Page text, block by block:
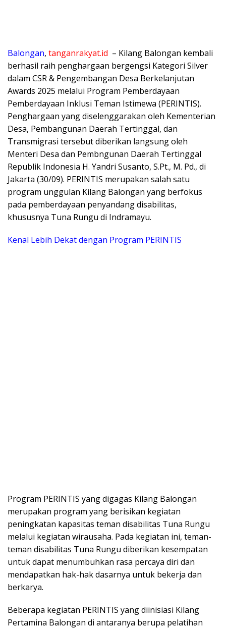
Balongan, tanganrakyat.id – Kilang Balongan kembali
berhasil raih penghargaan bergengsi Kategori Silver
dalam CSR & Pengembangan Desa Berkelanjutan
Awards 2025 melalui Program Pemberdayaan
Pemberdayaan Inklusi Teman Istimewa (PERINTIS).
Penghargaan yang diselenggarakan oleh Kementerian
Desa, Pembangunan Daerah Tertinggal, dan
Transmigrasi tersebut diberikan langsung oleh
Menteri Desa dan Pembngunan Daerah Tertinggal
Republik Indonesia H. Yandri Susanto, S.Pt., M. Pd., di
Jakarta (30/09). PERINTIS merupakan salah satu
program unggulan Kilang Balongan yang berfokus
pada pemberdayaan penyandang disabilitas,
khususnya Tuna Rungu di Indramayu.
Kenal Lebih Dekat dengan Program PERINTIS
Program PERINTIS yang digagas Kilang Balongan
merupakan program yang berisikan kegiatan
peningkatan kapasitas teman disabilitas Tuna Rungu
melalui kegiatan wirausaha. Pada kegiatan ini, teman-
teman disabilitas Tuna Rungu diberikan kesempatan
untuk dapat menumbuhkan rasa percaya diri dan
mendapatkan hak-hak dasarnya untuk bekerja dan
berkarya.
Beberapa kegiatan PERINTIS yang diinisiasi Kilang
Pertamina Balongan di antaranya berupa pelatihan